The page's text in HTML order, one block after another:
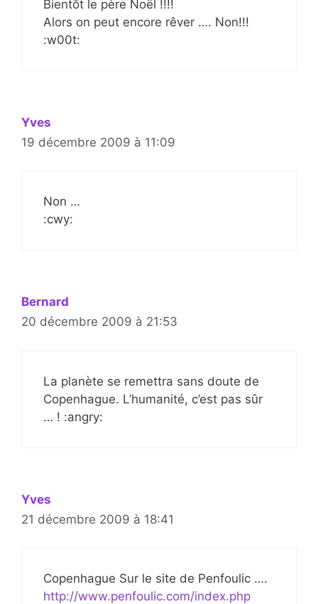
Bientôt le père Noël !!!!
Alors on peut encore rêver …. Non!!!
:w00t:
Yves
19 décembre 2009 à 11:09
Non …
:cwy:
Bernard
20 décembre 2009 à 21:53
La planète se remettra sans doute de
Copenhague. L’humanité, c’est pas sûr
… ! :angry:
Yves
21 décembre 2009 à 18:41
Copenhague Sur le site de Penfoulic ….
http://www.penfoulic.com/index.php